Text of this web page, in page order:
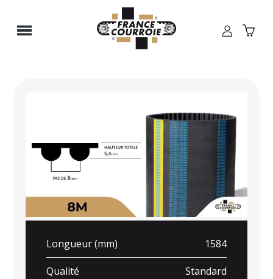
Longueur (mm) 1584
Qualité Standard
Panneau de gestion des cookies